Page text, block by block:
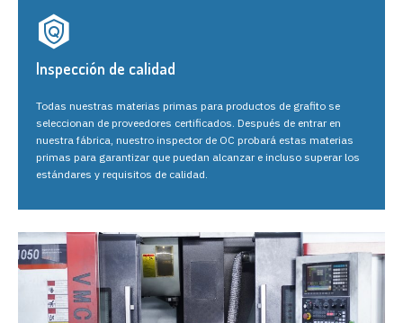
Inspección de calidad
Todas nuestras materias primas para productos de grafito se
seleccionan de proveedores certificados. Después de entrar en
nuestra fábrica, nuestro inspector de OC probará estas materias
primas para garantizar que puedan alcanzar e incluso superar los
estándares y requisitos de calidad.